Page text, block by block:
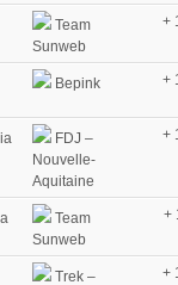
Team
Sunweb
+
Bepink +
FDJ –
Nouvelle-
Aquitaine
+
Team
Sunweb
+
Trek –
+